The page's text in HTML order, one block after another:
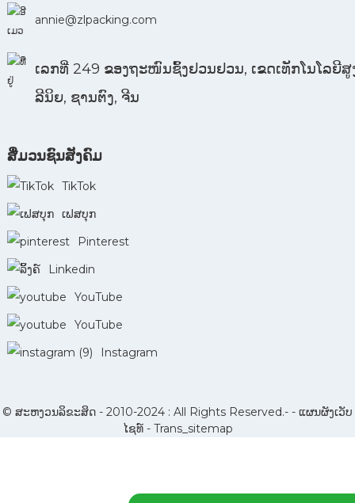
annie@zlpacking.com
ເລກທີ່ 249 ຂອງຖະໜົນຊົ້ງຢວນຢວນ, ເຂດເທັກໂນໂລຍີສູ
ລີນິຍ, ຊານຕົງ, ຈີນ
ສື່ມວນຊົນສັງຄົມ
TikTok
ເຟສບຸກ
Pinterest
Linkedin
YouTube
YouTube
Instagram
© ສະຫງວນລິຂະສິດ - 2010-2024 : All Rights Reserved.- - ແຜນຜັງເວັບ
ໄຊທ໌- Trans_sitemap